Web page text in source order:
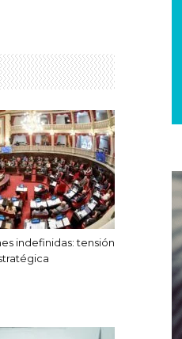
indefinidas: tensión